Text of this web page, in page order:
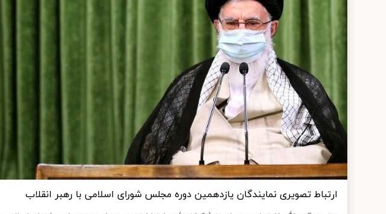
ارتباط تصویری نمایندگان یازدهمین دوره مجلس شورای اسلامی با رهبر انقلاب